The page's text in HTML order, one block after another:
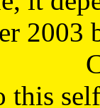
2003
this